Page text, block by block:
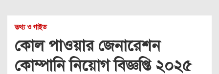
তথ্য ও গাইড
কোল পাওয়ার জেনারেশন
কোম্পানি নিয়োগ বিজ্ঞপ্তি ২০২৫